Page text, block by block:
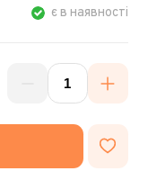
є в наявності